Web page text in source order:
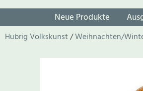
Neue Produkte
Hubrig Volkskunst Weihnachten/